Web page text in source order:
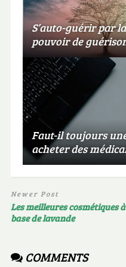
S’auto-guérir par
pouvoir de
Faut-il toujours
acheter des
Newer Post
Les meilleures cosmétiques à
base de lavande
COMMENTS